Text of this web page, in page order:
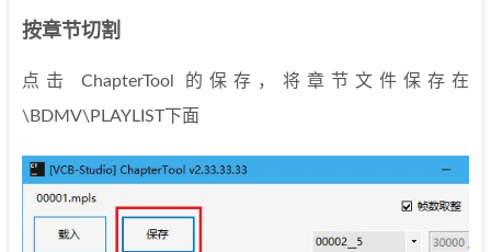
按章节切割
点击 ChapterTool 的保存，将章节文件保存在
\BDMV\PLAYLIST下面